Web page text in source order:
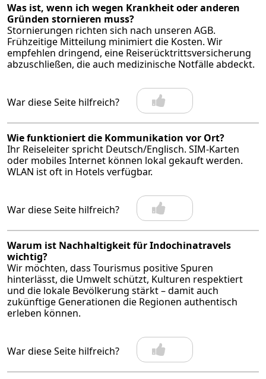
Was ist, wenn ich wegen Krankheit oder anderen
Gründen stornieren muss?
Stornierungen richten sich nach unseren AGB.
Frühzeitige Mitteilung minimiert die Kosten. Wir
empfehlen dringend, eine Reiserücktrittsversicherung
abzuschließen, die auch medizinische Notfälle abdeckt.
War diese Seite hilfreich?
Wie funktioniert die Kommunikation vor Ort?
Ihr Reiseleiter spricht Deutsch/Englisch. SIM-Karten
oder mobiles Internet können lokal gekauft werden.
WLAN ist oft in Hotels verfügbar.
War diese Seite hilfreich?
Warum ist Nachhaltigkeit für Indochinatravels
wichtig?
Wir möchten, dass Tourismus positive Spuren
hinterlässt, die Umwelt schützt, Kulturen respektiert
und die lokale Bevölkerung stärkt – damit auch
zukünftige Generationen die Regionen authentisch
erleben können.
War diese Seite hilfreich?